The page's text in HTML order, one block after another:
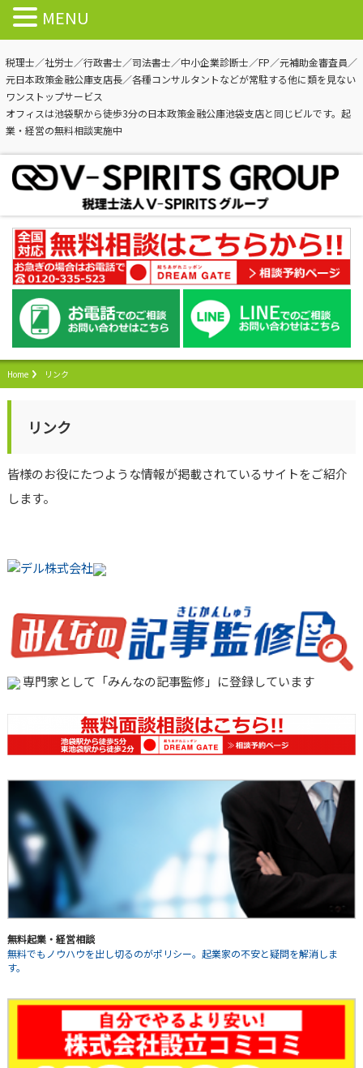
税理士／社労士／行政書士／司法書士／中小企業診断士／FP／元補助金審査員／
元日本政策金融公庫支店長／各種コンサルタントなどが常駐する他に類を見ない
ワンストップサービス
オフィスは池袋駅から徒歩3分の日本政策金融公庫池袋支店と同じビルです。起
業・経営の無料相談実施中
Home リンク
リンク
皆様のお役にたつような情報が掲載されているサイトをご紹介
します。
専門家として「みんなの記事監修」に登録しています
無料起業・経営相談
無料でもノウハウを出し切るのがポリシー。起業家の不安と疑問を解消しま
す。
MENU